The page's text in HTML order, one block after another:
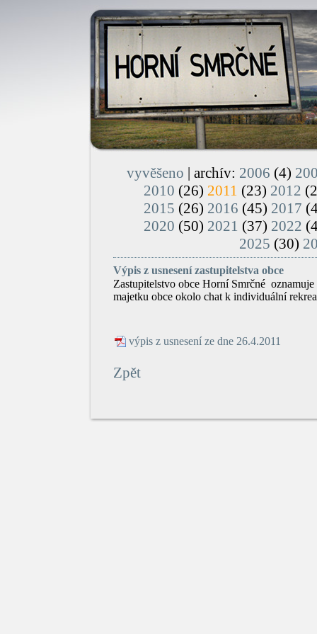
vyvěšeno | archív: 2006 (4)
2010 (26) 2011 (23) 2012
2015 (26) 2016 (45) 2017
2020 (50) 2021 (37) 2022
2025 (30)
Výpis z usnesení zastupitelstva obce
Zastupitelstvo obce Horní Smrčné
majetku obce okolo chat k individuální
výpis z usnesení ze dne 26.4.2011
Zpět